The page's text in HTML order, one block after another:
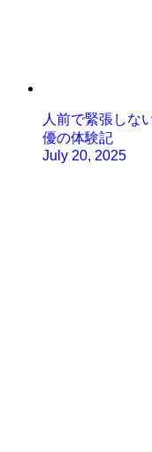
人前で緊張しな
優の体験記
July 20, 2025